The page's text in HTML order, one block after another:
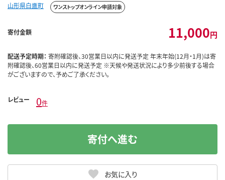
山形県白鷹町 ワンストップオンライン申請対象
寄付金額 11,000円
配送予定時期： 寄附確認後、30営業日以内に発送予定 年末年始(12月・1月)は寄
附確認後、60営業日以内に発送予定 ※天候や発送状況により多少前後する場合
がございますので、予めご了承ください。
レビュー 0件
お気に入り
寄付へ進む